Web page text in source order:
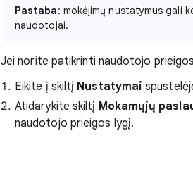
Pastaba: mokėjimų nustatymus gali
naudotojai.
Jei norite patikrinti naudotojo
Eikite į skiltį Nustatymai
Atidarykite skiltį Mokamųjų
naudotojo prieigos lygį.